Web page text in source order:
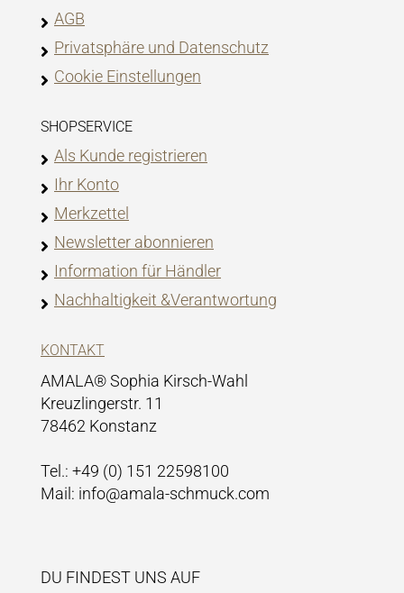
AGB
Privatsphäre und Datenschutz
Cookie Einstellungen
SHOPSERVICE
Als Kunde registrieren
Ihr Konto
Merkzettel
Newsletter abonnieren
Information für Händler
Nachhaltigkeit &Verantwortung
KONTAKT
AMALA® Sophia Kirsch-Wahl
Kreuzlingerstr. 11
78462 Konstanz
Tel.: +49 (0) 151 22598100
Mail: info@amala-schmuck.com
DU FINDEST UNS AUF